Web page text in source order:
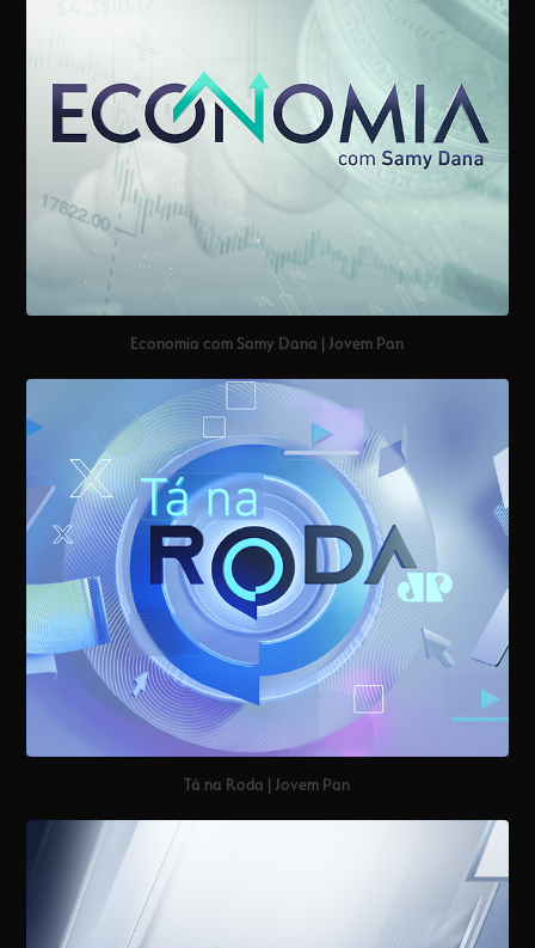
Economia com Samy Dana | Jovem Pan
Tá na Roda | Jovem Pan